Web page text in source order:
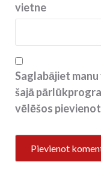
vietne
Saglabājiet
šajā
vēlēšos